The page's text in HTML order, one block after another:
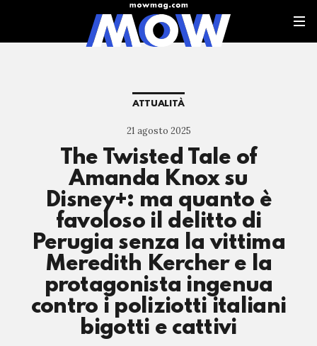
ATTUALITÀ
21 agosto 2025
The Twisted Tale of
Amanda Knox su
Disney+: ma quanto è
favoloso il delitto di
Perugia senza la vittima
Meredith Kercher e la
protagonista ingenua
contro i poliziotti italiani
bigotti e cattivi